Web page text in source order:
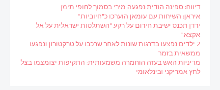
דיווח: ספינה הודית נפגעה מירי בסמוך לחופי תימן
איראן: השיחות עם עומאן הוערכו כ"חיוביות"
ירדן תכנס ישיבת חירום על רקע "השתלטות ישראלית על אל
אקצא"
2 ילדים נפצעו בדרגות שונות לאחר שרכבו על טרקטורון ונפגעו
ממשאית בזמר
מדיניות האש בעזה הוחמרה משמעותית: התקיפות יצומצמו בצל
לחץ אמריקני ובינלאומי